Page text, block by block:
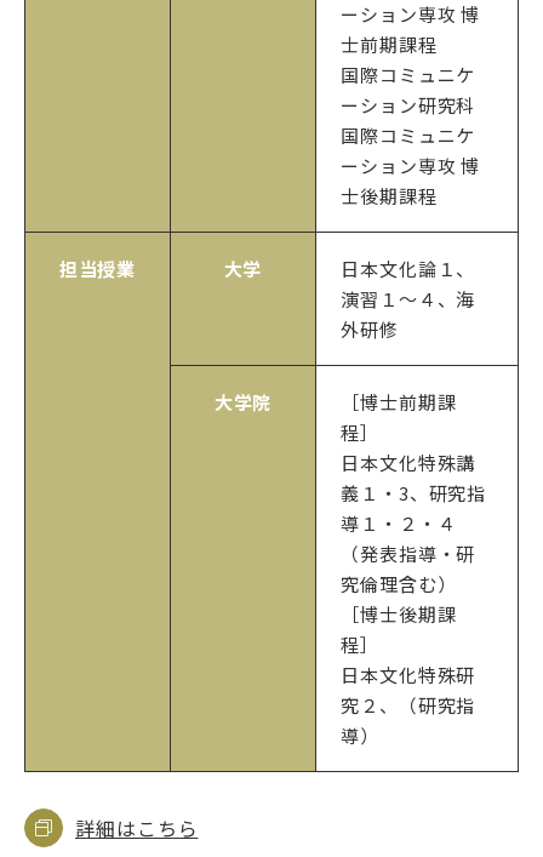
ーション専攻 博
士前期課程
国際コミュニケ
ーション研究科
国際コミュニケ
ーション専攻 博
士後期課程
担当授業 大学
日本文化論１、
演習１～４、海
外研修
大学院
［博士前期課
程］
日本文化特殊講
義１・3、研究指
導１・２・４
（発表指導・研
究倫理含む）
［博士後期課
程］
日本文化特殊研
究２、（研究指
導）
詳細はこちら